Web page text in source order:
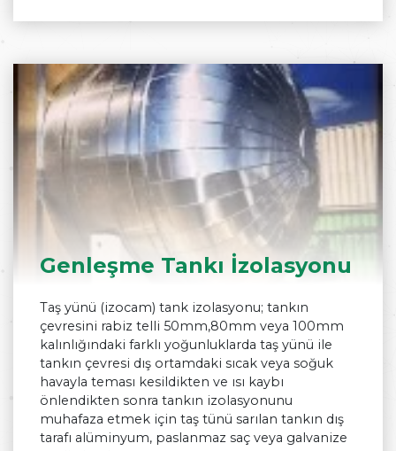
Genleşme Tankı İzolasyonu
Taş yünü (izocam) tank izolasyonu; tankın
çevresini rabiz telli 50mm,80mm veya 100mm
kalınlığındaki farklı yoğunluklarda taş yünü ile
tankın çevresi dış ortamdaki sıcak veya soğuk
havayla teması kesildikten ve ısı kaybı
önlendikten sonra tankın izolasyonunu
muhafaza etmek için taş tünü sarılan tankın dış
tarafı alüminyum, paslanmaz saç veya galvanize